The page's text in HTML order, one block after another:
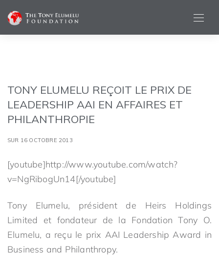
TONY ELUMELU REÇOIT LE PRIX DE
LEADERSHIP AAI EN AFFAIRES ET
PHILANTHROPIE
SUR 16 OCTOBRE 2013
[youtube]http://www.youtube.com/watch?
v=NgRibogUn14[/youtube]
Tony Elumelu, président de Heirs Holdings
Limited et fondateur de la Fondation Tony O.
Elumelu, a reçu le prix AAI Leadership Award in
Business and Philanthropy.